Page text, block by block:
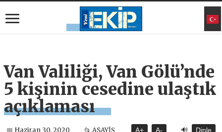
Van Valiliği, Van Gölü’nde
5 kişinin cesedine ulaştık
açıklaması
📅 Haziran 30, 2020 📂 ASAYİŞ A+ A- 🔊 Dinle